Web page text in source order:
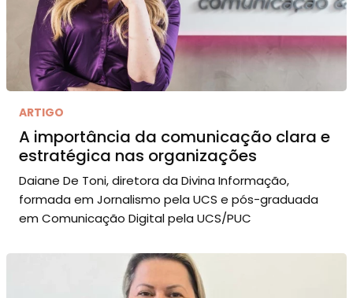
ARTIGO
A importância da comunicação clara e
estratégica nas organizações
Daiane De Toni, diretora da Divina Informação,
formada em Jornalismo pela UCS e pós-graduada
em Comunicação Digital pela UCS/PUC